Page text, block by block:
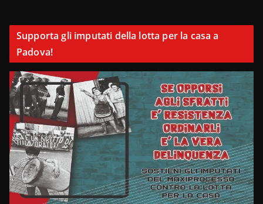
Supporta gli imputati della lotta per la casa a
Padova!